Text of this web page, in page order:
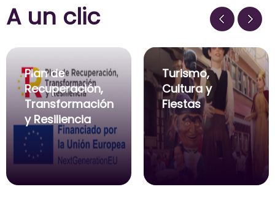
A un clic
Plan de
Recuperación,
Transformación
y Resiliencia
Turismo,
Cultura y
Fiestas